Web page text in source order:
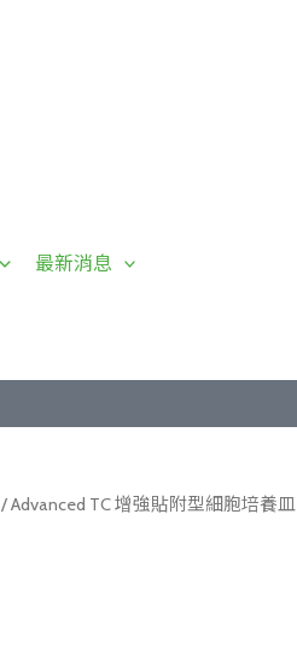
最新消息
/ Advanced TC 增強貼附型細胞培養皿